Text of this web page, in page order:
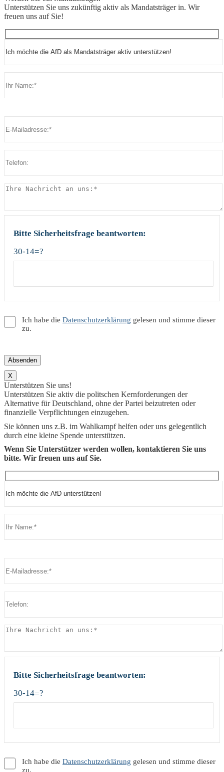
Unterstützen Sie uns zukünftig aktiv als Mandatsträger in. Wir
freuen uns auf Sie!
Bitte lasse dieses Feld leer.
Bitte Sicherheitsfrage beantworten:
30-14=?
Ich habe die Datenschutzerklärung gelesen und stimme dieser
zu.
X
Unterstützen Sie uns!
Unterstützen Sie aktiv die politschen Kernforderungen der
Alternative für Deutschland, ohne der Partei beizutreten oder
finanzielle Verpflichtungen einzugehen.
Sie können uns z.B. im Wahlkampf helfen oder uns gelegentlich
durch eine kleine Spende unterstützen.
Wenn Sie Unterstützer werden wollen, kontaktieren Sie uns
bitte. Wir freuen uns auf Sie.
Bitte lasse dieses Feld leer.
Bitte Sicherheitsfrage beantworten:
30-14=?
Ich habe die Datenschutzerklärung gelesen und stimme dieser
zu.